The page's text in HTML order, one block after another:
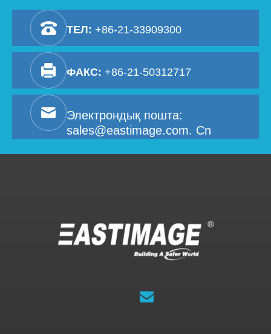
ТЕЛ: +86-21-33909300
ФАКС: +86-21-50312717
Электрондық пошта:
sales@eastimage.com. Cn